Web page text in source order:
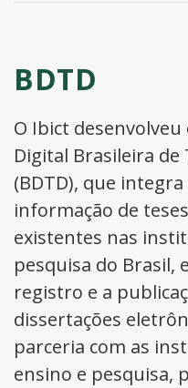
BDTD
O Ibict
Digital Brasileira de
(BDTD), que
informação de
existentes nas
pesquisa do Brasil,
registro e a
dissertações
parceria com as
ensino e pesquisa,